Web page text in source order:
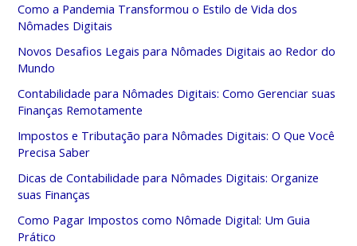
Como a Pandemia Transformou o Estilo de Vida dos
Nômades Digitais
Novos Desafios Legais para Nômades Digitais ao Redor do
Mundo
Contabilidade para Nômades Digitais: Como Gerenciar suas
Finanças Remotamente
Impostos e Tributação para Nômades Digitais: O Que Você
Precisa Saber
Dicas de Contabilidade para Nômades Digitais: Organize
suas Finanças
Como Pagar Impostos como Nômade Digital: Um Guia
Prático